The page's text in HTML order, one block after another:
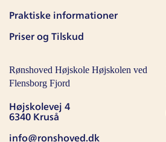
Praktiske informationer
Priser og Tilskud
Rønshoved Højskole Højskolen ved
Flensborg Fjord
Højskolevej 4
6340 Kruså
info@ronshoved.dk